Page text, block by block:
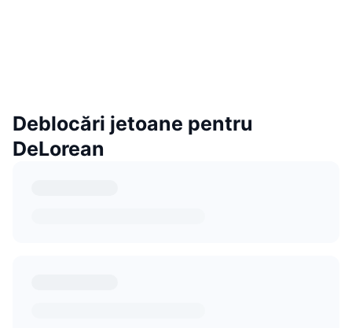
Deblocări jetoane pentru
DeLorean